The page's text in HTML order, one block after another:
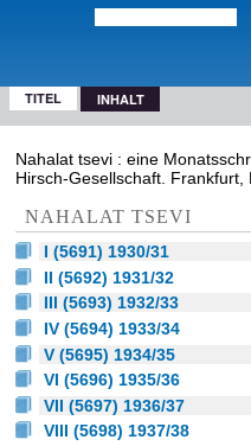
TITEL INHALT
Nahalat tsevi : eine
Hirsch-Gesellschaft.
NAHALAT TSEVI
I (5691) 1930/31
II (5692) 1931/32
III (5693) 1932/33
IV (5694) 1933/34
V (5695) 1934/35
VI (5696) 1935/36
VII (5697) 1936/37
VIII (5698) 1937/38